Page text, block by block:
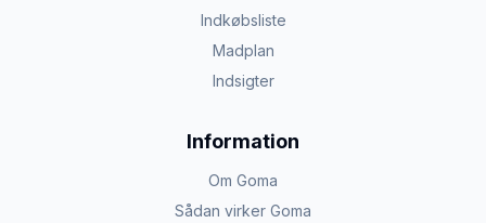
Indkøbsliste
Madplan
Indsigter
Information
Om Goma
Sådan virker Goma